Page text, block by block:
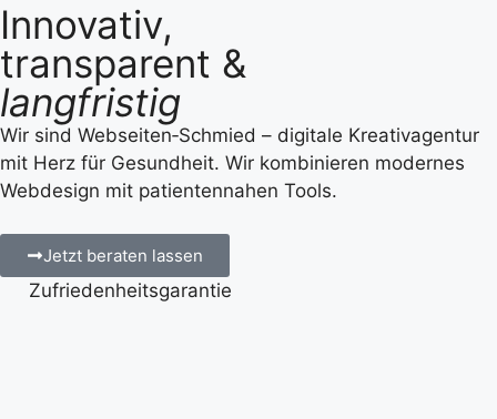
Innovativ,
transparent &
langfristig
Wir sind Webseiten‑Schmied – digitale Kreativagentur
mit Herz für Gesundheit. Wir kombinieren modernes
Webdesign mit patientennahen Tools.
Jetzt beraten lassen
Zufriedenheitsgarantie